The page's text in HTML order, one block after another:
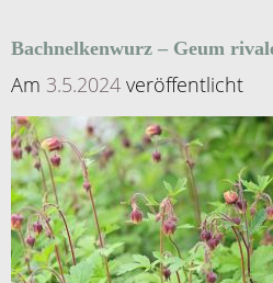
Bachnelkenwurz – Geum
Am 3.5.2024 veröffentlicht